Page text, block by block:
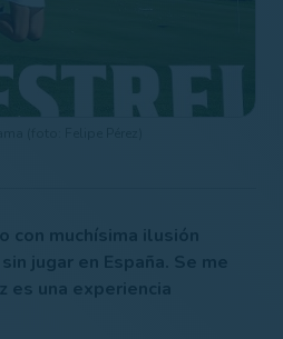
con muchísima ilusión
jugar en España. Se me
una experiencia